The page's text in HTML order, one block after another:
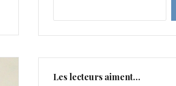
Les lecteurs aiment…